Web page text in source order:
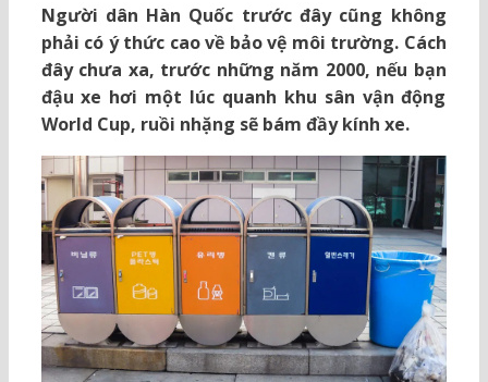
Người dân Hàn Quốc trước đây cũng không
phải có ý thức cao về bảo vệ môi trường. Cách
đây chưa xa, trước những năm 2000, nếu bạn
đậu xe hơi một lúc quanh khu sân vận động
World Cup, ruồi nhặng sẽ bám đầy kính xe.